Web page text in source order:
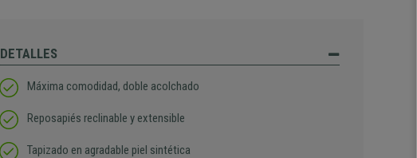
DETALLES
Máxima comodidad, doble acolchado
Reposapiés reclinable y extensible
Tapizado en agradable piel sintética